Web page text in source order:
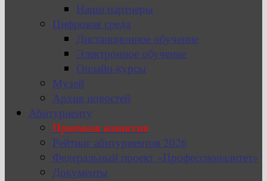
Наши партнеры
Цифровая среда
Дистанционное обучение
Электронное обучение
Онлайн-курсы
Музей
Архив новостей
Абитуриенту
Приемная комиссия
Рейтинг абитуриентов 2026
Федеральный проект «Профессионалитет»
Документы